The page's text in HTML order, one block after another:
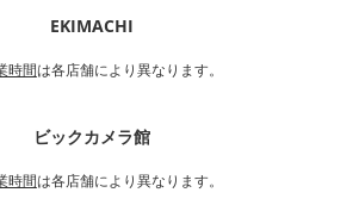
EKIMACHI
時間は各店舗により異なります。
ビックカメラ館
時間は各店舗により異なります。